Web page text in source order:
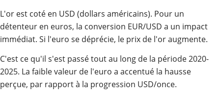
L'or est coté en USD (dollars américains). Pour un
détenteur en euros, la conversion EUR/USD a un impact
immédiat. Si l'euro se déprécie, le prix de l'or augmente.
C'est ce qu'il s'est passé tout au long de la période 2020-
2025. La faible valeur de l'euro a accentué la hausse
perçue, par rapport à la progression USD/once.